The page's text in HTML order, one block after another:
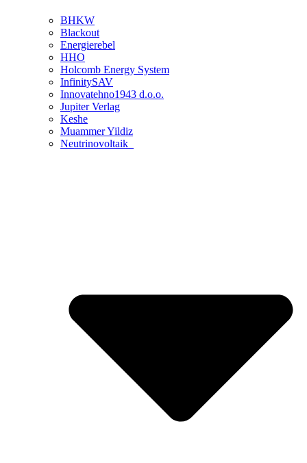
BHKW
Blackout
Energierebel
HHO
Holcomb Energy System
InfinitySAV
Innovatehno1943 d.o.o.
Jupiter Verlag
Keshe
Muammer Yildiz
Neutrinovoltaik